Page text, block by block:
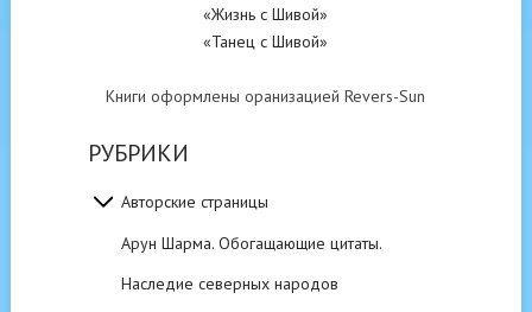
«Жизнь с Шивой»
«Танец с Шивой»
Книги оформлены оранизацией Revers-Sun
РУБРИКИ
Авторские страницы
Арун Шарма. Обогащающие цитаты.
Наследие северных народов